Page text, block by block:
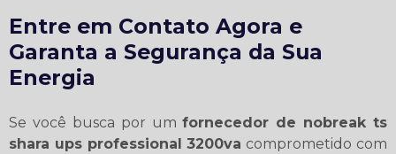
Entre em Contato Agora e
Garanta a Segurança da Sua
Energia
Se você busca por umfornecedor de nobreak ts
shara ups professional 3200va comprometido com